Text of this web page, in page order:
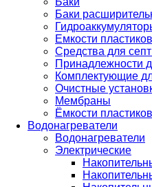
Баки
Емкости
Средства для
Принадлежности
Комплектующие
Очистные
Мембраны
Ёмкости
Водонагреватели
Водонагреватели
Электрические